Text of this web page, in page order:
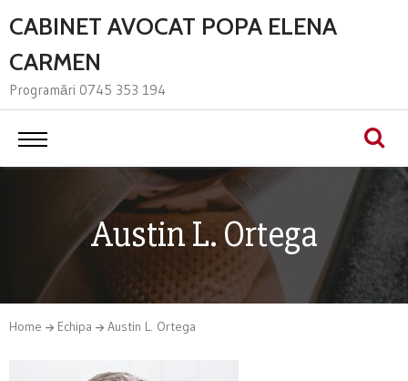
CABINET AVOCAT POPA ELENA
CARMEN
Programări 0745 353 194
Austin L. Ortega
Home Echipa Austin L. Ortega